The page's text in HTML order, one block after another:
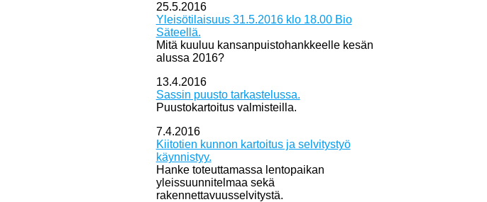
25.5.2016
Yleisötilaisuus 31.5.2016 klo 18.00 Bio
Säteellä.
Mitä kuuluu kansanpuistohankkeelle kesän
alussa 2016?
13.4.2016
Sassin puusto tarkastelussa.
Puustokartoitus valmisteilla.
7.4.2016
Kiitotien kunnon kartoitus ja selvitystyö
käynnistyy.
Hanke toteuttamassa lentopaikan
yleissuunnitelmaa sekä
rakennettavuusselvitystä.